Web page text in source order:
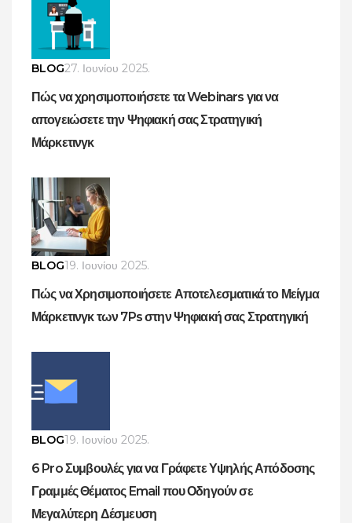
BLOG27. Ιουνίου 2025.
Πώς να χρησιμοποιήσετε τα Webinars για να
απογειώσετε την Ψηφιακή σας Στρατηγική
Μάρκετινγκ
BLOG19. Ιουνίου 2025.
Πώς να Χρησιμοποιήσετε Αποτελεσματικά το Μείγμα
Μάρκετινγκ των 7Ps στην Ψηφιακή σας Στρατηγική
BLOG19. Ιουνίου 2025.
6 Pro Συμβουλές για να Γράφετε Υψηλής Απόδοσης
Γραμμές Θέματος Email που Οδηγούν σε
Μεγαλύτερη Δέσμευση